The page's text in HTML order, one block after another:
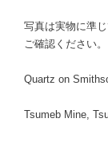
写真は実物に準
ご確認ください。
Quartz on
Tsumeb Mine,